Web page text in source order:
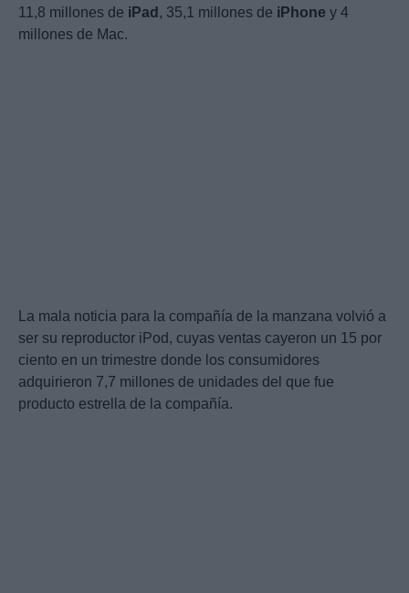
11,8 millones de iPad , 35,1 millones de iPhone y 4
millones de Mac.
La mala noticia para la compañía de la manzana volvió a
ser su reproductor iPod, cuyas ventas cayeron un 15 por
ciento en un trimestre donde los consumidores
adquirieron 7,7 millones de unidades del que fue
producto estrella de la compañía.